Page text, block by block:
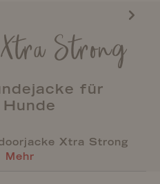
Strong
für
Xtra Strong
Mehr